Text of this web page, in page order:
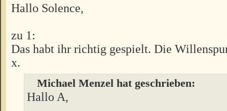
Hallo Solence,
zu 1:
Das habt ihr richtig gespielt. Die
x.
Michael Menzel hat geschrieben:
Hallo A,